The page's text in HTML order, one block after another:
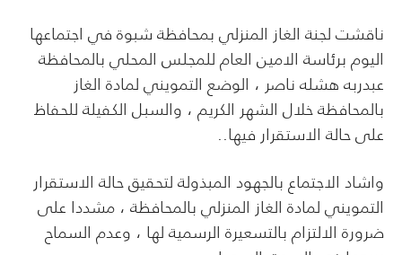
ناقشت لجنة الغاز المنزلي بمحافظة شبوة في اجتماعها
اليوم برئاسة الامين العام للمجلس المحلي بالمحافظة
عبدربه هشله ناصر ، الوضع التمويني لمادة الغاز
بالمحافظة خلال الشهر الكريم ، والسبل الكفيلة للحفاظ
على حالة الاستقرار فيها..
واشاد الاجتماع بالجهود المبذولة لتحقيق حالة الاستقرار
التمويني لمادة الغاز المنزلي بالمحافظة ، مشددا على
ضرورة الالتزام بالتسعيرة الرسمية لها ، وعدم السماح